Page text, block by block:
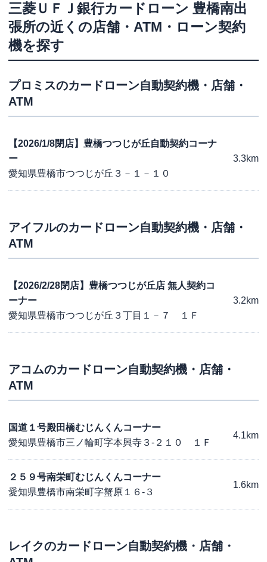
三菱ＵＦＪ銀行カードローン 豊橋南出
張所の近くの店舗・ATM・ローン契約
機を探す
プロミスのカードローン自動契約機・店舗・
ATM
【2026/1/8閉店】豊橋つつじが丘自動契約コーナ
ー
愛知県豊橋市つつじが丘３－１－１０
3.3km
アイフルのカードローン自動契約機・店舗・
ATM
【2026/2/28閉店】豊橋つつじが丘店 無人契約コ
ーナー
愛知県豊橋市つつじが丘３丁目１－７ １Ｆ
3.2km
アコムのカードローン自動契約機・店舗・
ATM
国道１号殿田橋むじんくんコーナー
愛知県豊橋市三ノ輪町字本興寺３-２１０ １Ｆ
4.1km
２５９号南栄町むじんくんコーナー
愛知県豊橋市南栄町字蟹原１６-３
1.6km
レイクのカードローン自動契約機・店舗・